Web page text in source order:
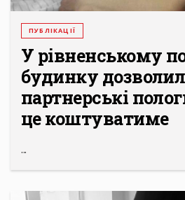
ПУБЛІКАЦІЇ
У рівненському
будинку
партнерські
це коштуватиме
...